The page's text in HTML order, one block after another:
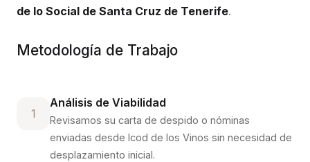
de lo Social de Santa Cruz de Tenerife.
Metodología de Trabajo
1
Análisis de Viabilidad
Revisamos su carta de despido o nóminas
enviadas desde Icod de los Vinos sin necesidad de
desplazamiento inicial.